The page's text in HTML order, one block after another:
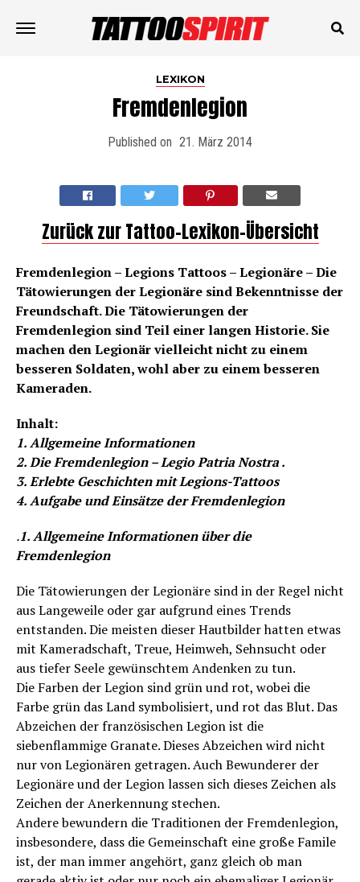
LEXIKON
Fremdenlegion
Published on 21. März 2014
Zurück zur Tattoo-Lexikon-Übersicht
Fremdenlegion – Legions Tattoos – Legionäre – Die
Tätowierungen der Legionäre sind Bekenntnisse der
Freundschaft. Die Tätowierungen der
Fremdenlegion sind Teil einer langen Historie. Sie
machen den Legionär vielleicht nicht zu einem
besseren Soldaten, wohl aber zu einem besseren
Kameraden.
Inhalt:
1. Allgemeine Informationen
2. Die Fremdenlegion – Legio Patria Nostra .
3. Erlebte Geschichten mit Legions-Tattoos
4. Aufgabe und Einsätze der Fremdenlegion
.1. Allgemeine Informationen über die
Fremdenlegion
Die Tätowierungen der Legionäre sind in der Regel nicht
aus Langeweile oder gar aufgrund eines Trends
entstanden. Die meisten dieser Hautbilder hatten etwas
mit Kameradschaft, Treue, Heimweh, Sehnsucht oder
aus tiefer Seele gewünschtem Andenken zu tun.
Die Farben der Legion sind grün und rot, wobei die
Farbe grün das Land symbolisiert, und rot das Blut. Das
Abzeichen der französischen Legion ist die
siebenflammige Granate. Dieses Abzeichen wird nicht
nur von Legionären getragen. Auch Bewunderer der
Legionäre und der Legion lassen sich dieses Zeichen als
Zeichen der Anerkennung stechen.
Andere bewundern die Traditionen der Fremdenlegion,
insbesondere, dass die Gemeinschaft eine große Famile
ist, der man immer angehört, ganz gleich ob man